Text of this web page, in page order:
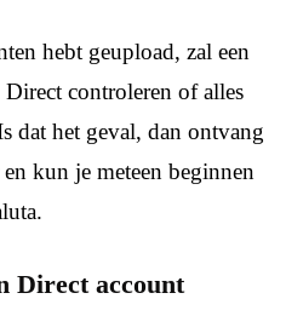
hebt geupload, zal een
controleren of alles
dat het geval, dan ontvang
kun je meteen beginnen
Direct account